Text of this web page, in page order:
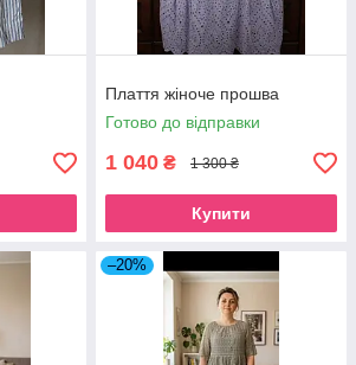
Плаття жіноче прошва
Готово до відправки
1 040 ₴ 1 300 ₴
Купити
–20%